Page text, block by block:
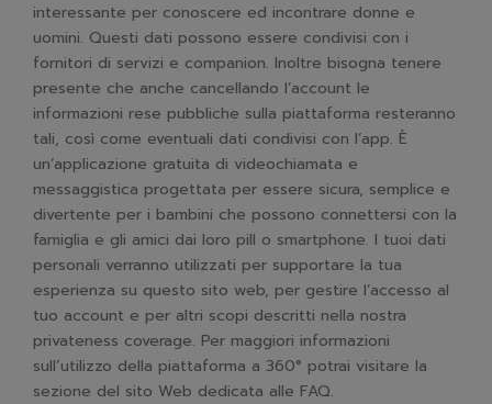
interessante per conoscere ed incontrare donne e
uomini. Questi dati possono essere condivisi con i
fornitori di servizi e companion. Inoltre bisogna tenere
presente che anche cancellando l’account le
informazioni rese pubbliche sulla piattaforma resteranno
tali, così come eventuali dati condivisi con l’app. È
un’applicazione gratuita di videochiamata e
messaggistica progettata per essere sicura, semplice e
divertente per i bambini che possono connettersi con la
famiglia e gli amici dai loro pill o smartphone. I tuoi dati
personali verranno utilizzati per supportare la tua
esperienza su questo sito web, per gestire l’accesso al
tuo account e per altri scopi descritti nella nostra
privateness coverage. Per maggiori informazioni
sull’utilizzo della piattaforma a 360° potrai visitare la
sezione del sito Web dedicata alle FAQ.